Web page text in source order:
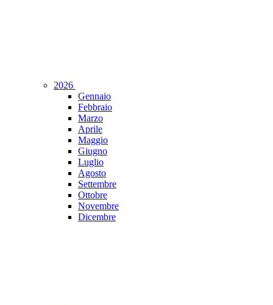
2026
Gennaio
Febbraio
Marzo
Aprile
Maggio
Giugno
Luglio
Agosto
Settembre
Ottobre
Novembre
Dicembre